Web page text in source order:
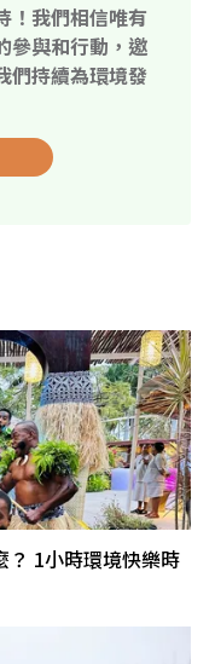
！我們相信唯有
參與和行動，邀
們持續為環境發
1小時環境快樂時